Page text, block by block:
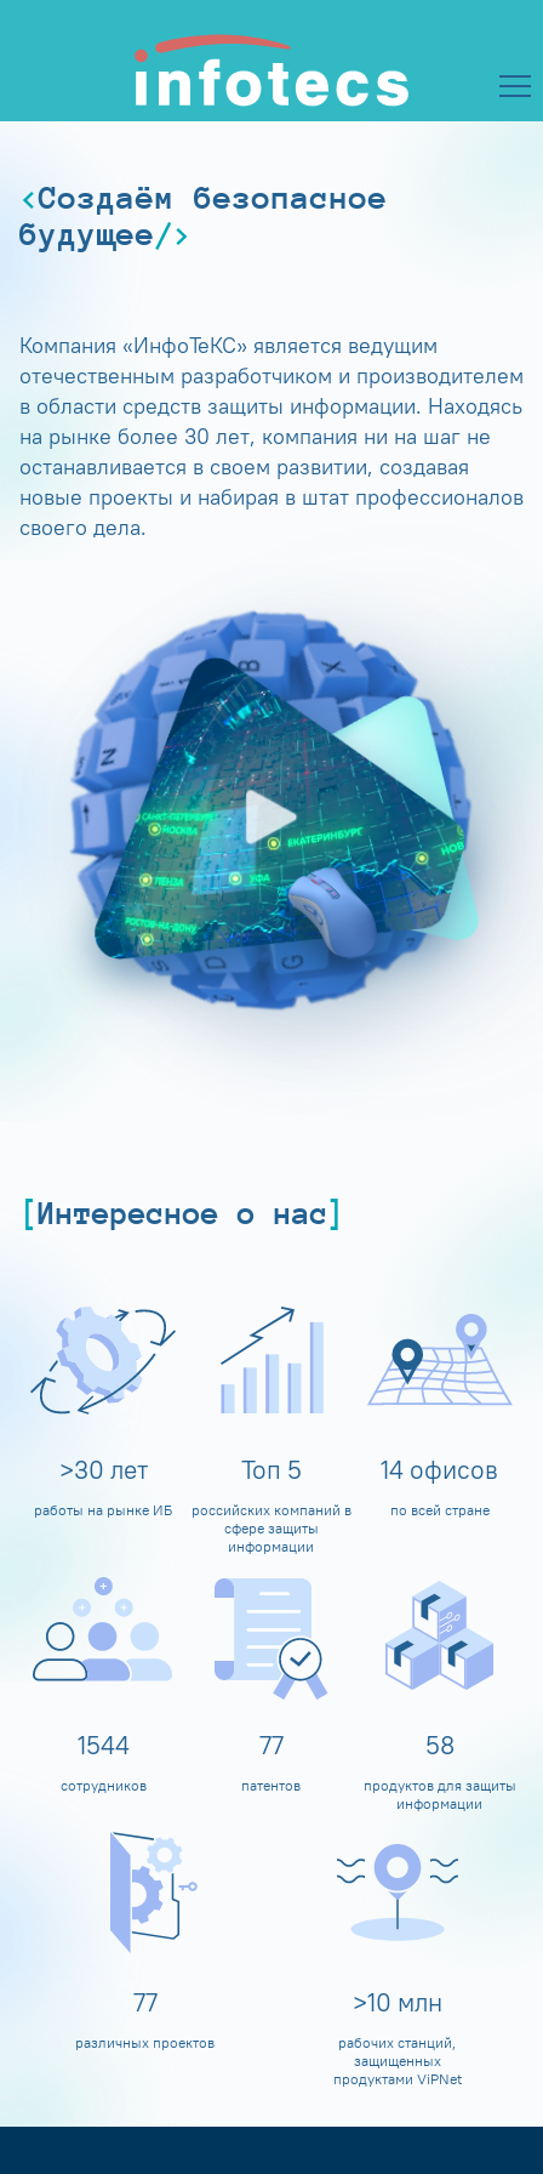
Создаём безопасное
будущее
Компания «ИнфоТеКС» является ведущим
отечественным разработчиком и производителем
в области средств защиты информации. Находясь
на рынке более 30 лет, компания ни на шаг не
останавливается в своем развитии, создавая
новые проекты и набирая в штат профессионалов
своего дела.
Интересное о нас
>30 лет
работы на рынке ИБ
Топ 5
российских компаний в
сфере защиты
информации
14 офисов
по всей стране
1600
сотрудников
80
патентов
60
продуктов для защиты
информации
80
различных проектов
>10 млн
рабочих станций,
защищенных
продуктами ViPNet